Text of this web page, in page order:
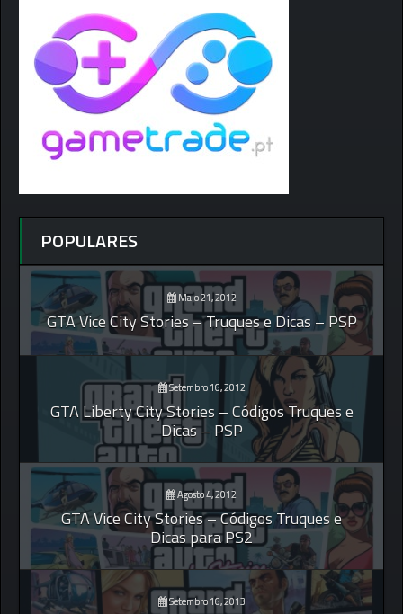
POPULARES
Maio 21, 2012
GTA Vice City Stories – Truques e Dicas – PSP
Setembro 16, 2012
GTA Liberty City Stories – Códigos Truques e
Dicas – PSP
Agosto 4, 2012
GTA Vice City Stories – Códigos Truques e
Dicas para PS2
Setembro 16, 2013